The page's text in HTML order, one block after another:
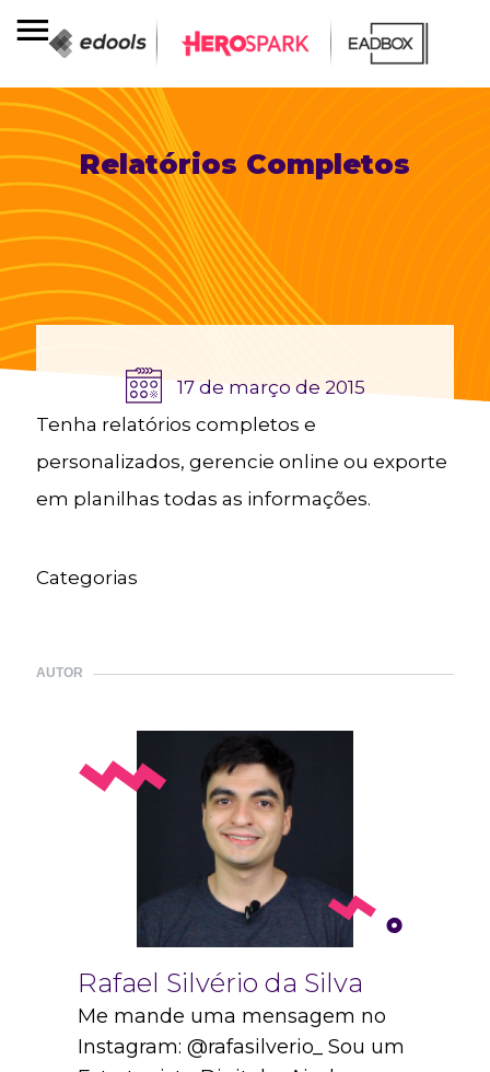
Relatórios Completos
17 de março de 2015
Tenha relatórios completos e
personalizados, gerencie online ou exporte
em planilhas todas as informações.
Categorias
AUTOR
Rafael Silvério da Silva
Me mande uma mensagem no
Instagram: @rafasilverio_ Sou um